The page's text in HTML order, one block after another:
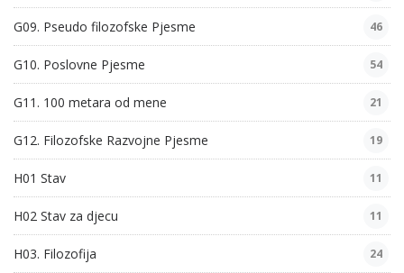
G09. Pseudo filozofske Pjesme 46
G10. Poslovne Pjesme 54
G11. 100 metara od mene 21
G12. Filozofske Razvojne Pjesme 19
H01 Stav 11
H02 Stav za djecu 11
H03. Filozofija 24